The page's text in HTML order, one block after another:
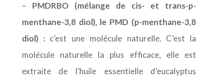
– PMDRBO (mélange de cis- et trans-p-
menthane-3,8 diol), le PMD (p-menthane-3,8
diol) : c’est une molécule naturelle. C’est la
molécule naturelle la plus efficace, elle est
extraite de l’huile essentielle d’eucalyptus